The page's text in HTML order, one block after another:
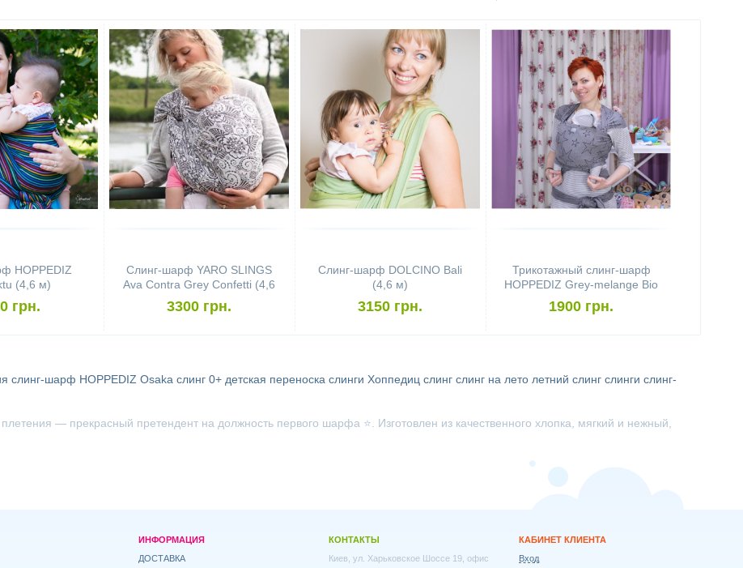
HOPPEDIZ
(4,6 м)
грн.
Слинг-шарф YARO SLINGS
Ava Contra Grey Confetti (4,6
м)
3300 грн.
Слинг-шарф DOLCINO Bali
(4,6 м)
3150 грн.
Трикотажный слинг-шарф
HOPPEDIZ Grey-melange Bio
1900 грн.
слинг-шарф HOPPEDIZ Osaka слинг 0+ детская переноска слинги Хоппедиц слинг слинг на лето летний слинг слинги слинг-
— прекрасный претендент на должность первого шарфа ⭐. Изготовлен из качественного хлопка, мягкий и нежный,
ИНФОРМАЦИЯ
ДОСТАВКА
КОНТАКТЫ
Киев, ул. Харьковское Шоссе 19, офис
КАБИНЕТ КЛИЕНТА
Вход